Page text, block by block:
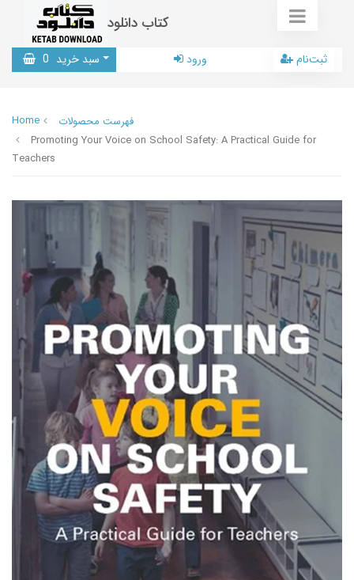
کتاب دانلود
سبد خرید 0 ورود ثبت‌نام
Home
فهرست محصولات
Promoting Your Voice on School Safety: A Practical Guide for
Teachers